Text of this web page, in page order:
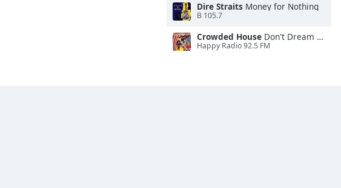
Dire Straits Money for Nothing
B 105.7
Crowded House Don't Dream It's Over
Happy Radio 92.5 FM